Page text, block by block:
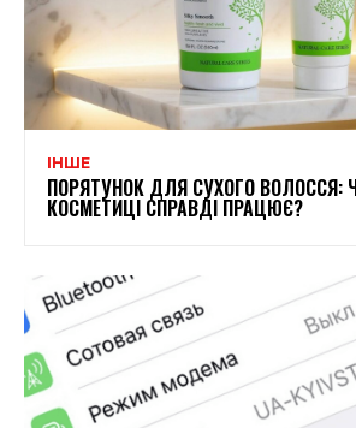
ІНШЕ
ПОРЯТУНОК ДЛЯ СУХОГО ВОЛОССЯ:
КОСМЕТИЦІ СПРАВДІ ПРАЦЮЄ?